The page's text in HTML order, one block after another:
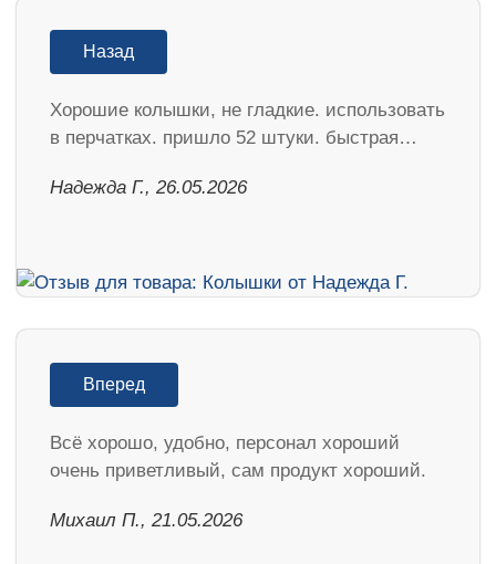
Назад
Хорошие колышки, не гладкие. использовать
в перчатках. пришло 52 штуки. быстрая…
Надежда Г., 26.05.2026
Вперед
Всё хорошо, удобно, персонал хороший
очень приветливый, сам продукт хороший.
Михаил П., 21.05.2026